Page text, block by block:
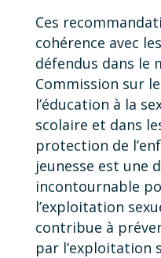
Ces
cohérence avec
défendus dans le
Commission sur
l’éducation à la
scolaire et dans
protection de
jeunesse est une
incontournable
l’exploitation
contribue à
par l’exploitation